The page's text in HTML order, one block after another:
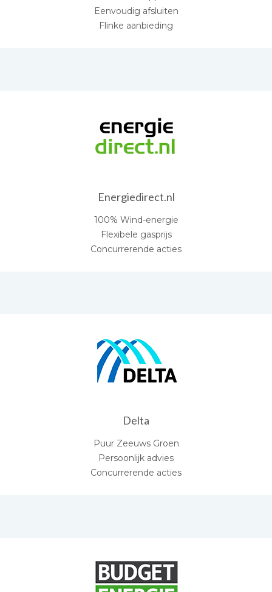
Eenvoudig afsluiten
Flinke aanbieding
Energiedirect.nl
100% Wind-energie
Flexibele gasprijs
Concurrerende acties
Delta
Puur Zeeuws Groen
Persoonlijk advies
Concurrerende acties